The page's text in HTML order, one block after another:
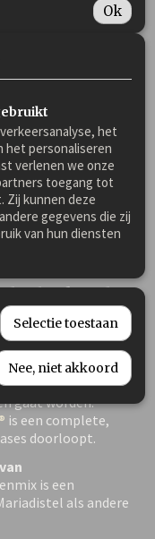
en andere
wordt dit kruid
aan te
in te lassen
in het voer
ermee stoppen. Dit
los kruid
van het
fase van de
gaat worden.
is een complete,
doorloopt.
is een
als andere
Ok
het
het personaliseren
verlenen we onze
toegang tot
Zij kunnen deze
gegevens die zij
van hun diensten
Selectie toestaan
Nee, niet akkoord